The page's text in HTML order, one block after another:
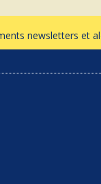
newsletters et